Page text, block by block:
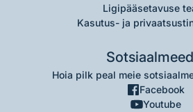
Ligipääsetavuse
Kasutus- ja
Hoia pilk peal meie
Facebook
Youtube